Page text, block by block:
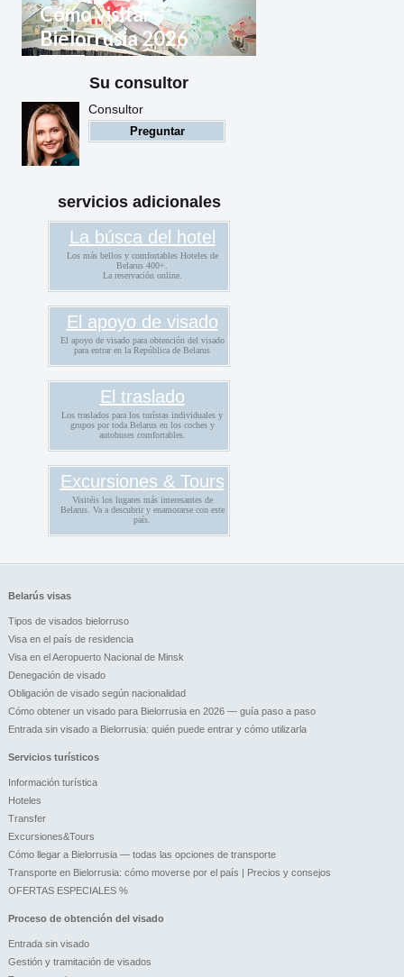
Cómo visitar
Bielorrusia 2026
Reglas de entrada a
Bielorrusia para ciudadanos
extranjeros
Su consultor
Consultor
Preguntar
servicios adicionales
La búsca del hotel
Los más bellos y comfortables Hoteles de
Belarus 400+.
La reservación online.
El apoyo de visado
El apoyo de visado para obtención del visado
para entrar en la República de Belarus
El traslado
Los traslados para los turístas individuales y
grupos por toda Belarus en los coches y
autobuses comfortables.
Excursiones & Tours
Visitéis los lugares más interesantes de
Belarus. Va a descubrir y enamorarse con este
país.
Belarús visas
Tipos de visados bielorruso
Visa en el país de residencia
Visa en el Aeropuerto Nacional de Minsk
Denegación de visado
Obligación de visado según nacionalidad
Cómo obtener un visado para Bielorrusia en 2026 — guía paso a paso
Entrada sin visado a Bielorrusia: quién puede entrar y cómo utilizarla
Servicios turísticos
Información turística
Hoteles
Transfer
Excursiones&Tours
Cómo llegar a Bielorrusia — todas las opciones de transporte
Transporte en Bielorrusia: cómo moverse por el país | Precios y consejos
OFERTAS ESPECIALES %
Proceso de obtención del visado
Entrada sin visado
Gestión y tramitación de visados